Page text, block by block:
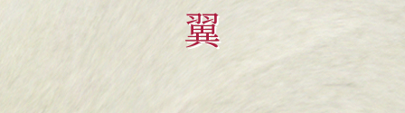
翼